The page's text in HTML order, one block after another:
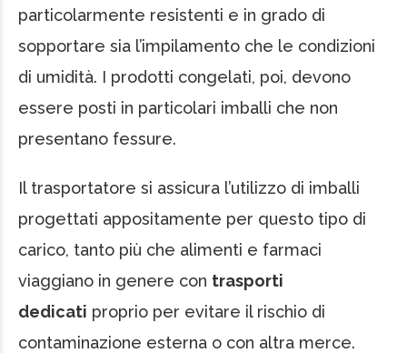
particolarmente resistenti e in grado di
sopportare sia l’impilamento che le condizioni
di umidità. I prodotti congelati, poi, devono
essere posti in particolari imballi che non
presentano fessure.
Il trasportatore si assicura l’utilizzo di imballi
progettati appositamente per questo tipo di
carico, tanto più che alimenti e farmaci
viaggiano in genere con trasporti
dedicati proprio per evitare il rischio di
contaminazione esterna o con altra merce.